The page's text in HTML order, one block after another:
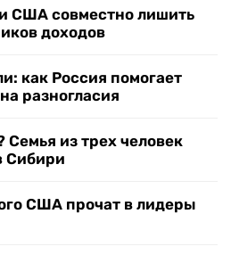
США совместно лишить
доходов
как Россия помогает
разногласия
из трех человек
Сибири
США прочат в лидеры